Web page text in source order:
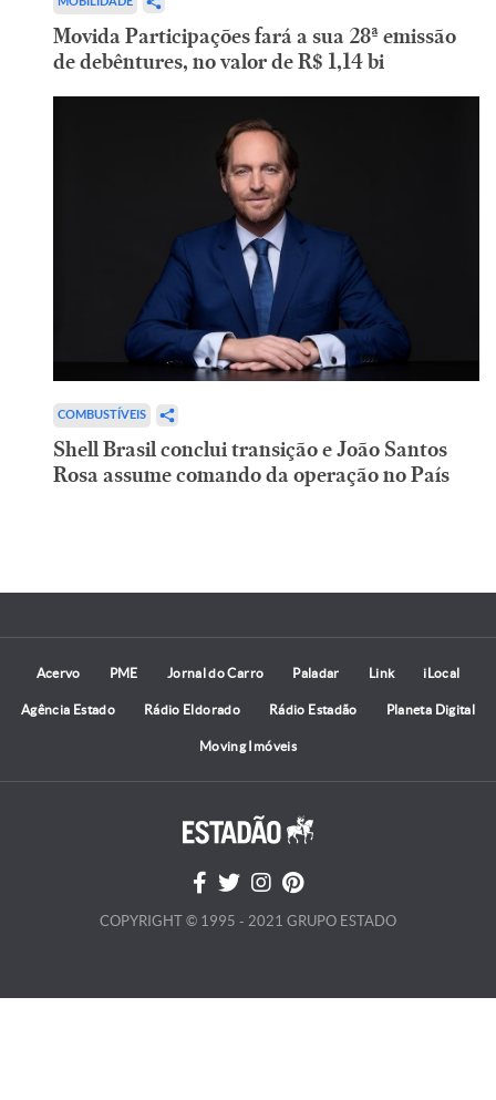
Movida Participações fará a sua 28ª emissão
de debêntures, no valor de R$ 1,14 bi
COMBUSTÍVEIS
Shell Brasil conclui transição e João Santos
Rosa assume comando da operação no País
Acervo PME Jornal do Carro Paladar Link iLocal
Agência Estado Rádio Eldorado Rádio Estadão Planeta Digital
Moving Imóveis
COPYRIGHT © 1995 - 2021 GRUPO ESTADO